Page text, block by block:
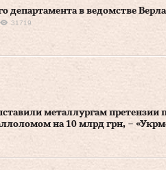
департамента в ведомстве
31719
металлургам претензии
на 10 млрд грн, –